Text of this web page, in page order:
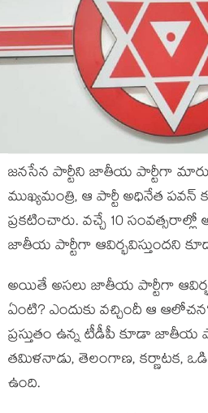
జనసేన పార్టీని జాతీయ పార్టీగా
ముఖ్యమంత్రి, ఆ పార్టీ అధినేత
ప్రకటించారు. వచ్చే 10 సంవత్సరాల్లో
జాతీయ పార్టీగా ఆవిర్భవిస్తుందని
అయితే అసలు జాతీయ పార్టీగా
ఏంటి? ఎందుకు వచ్చిందీ ఆ
ప్రస్తుతం ఉన్న టీడీపీ కూడా
తమిళనాడు, తెలంగాణ, కర్ణాటక,
ఉంది.